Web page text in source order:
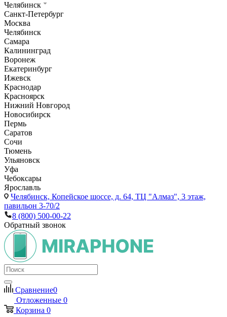
Челябинск
Санкт-Петербург
Москва
Челябинск
Самара
Калининград
Воронеж
Екатеринбург
Ижевск
Краснодар
Красноярск
Нижний Новгород
Новосибирск
Пермь
Саратов
Сочи
Тюмень
Ульяновск
Уфа
Чебоксары
Ярославль
Челябинск, Копейское шоссе, д. 64, ТЦ "Алмаз", 3 этаж,
павильон 3-70/2
8 (800) 500-00-22
Обратный звонок
Сравнение0
Отложенные 0
Корзина 0